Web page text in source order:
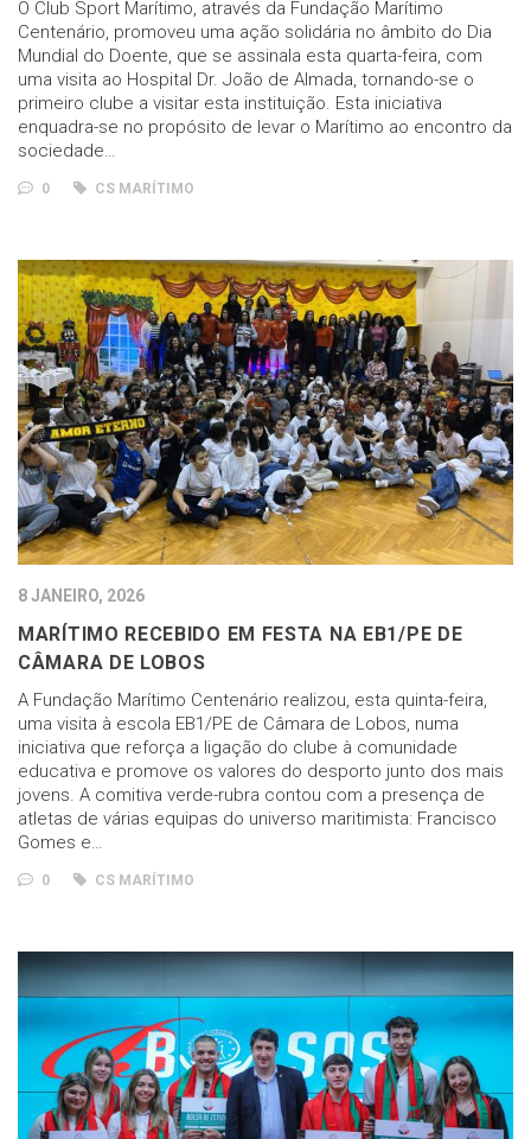
O Club Sport Marítimo, através da Fundação Marítimo
Centenário, promoveu uma ação solidária no âmbito do Dia
Mundial do Doente, que se assinala esta quarta-feira, com
uma visita ao Hospital Dr. João de Almada, tornando-se o
primeiro clube a visitar esta instituição. Esta iniciativa
enquadra-se no propósito de levar o Marítimo ao encontro da
sociedade…
0 CS MARÍTIMO
8 JANEIRO, 2026
MARÍTIMO RECEBIDO EM FESTA NA EB1/PE DE
CÂMARA DE LOBOS
A Fundação Marítimo Centenário realizou, esta quinta-feira,
uma visita à escola EB1/PE de Câmara de Lobos, numa
iniciativa que reforça a ligação do clube à comunidade
educativa e promove os valores do desporto junto dos mais
jovens. A comitiva verde-rubra contou com a presença de
atletas de várias equipas do universo maritimista: Francisco
Gomes e…
0 CS MARÍTIMO